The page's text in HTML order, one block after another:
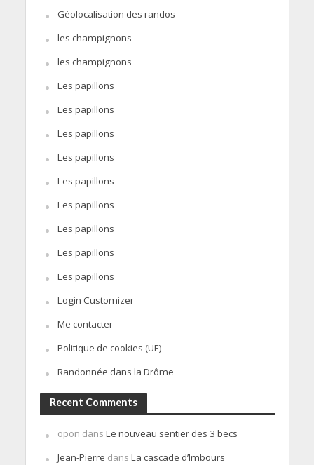
Géolocalisation des randos
les champignons
les champignons
Les papillons
Les papillons
Les papillons
Les papillons
Les papillons
Les papillons
Les papillons
Les papillons
Les papillons
Login Customizer
Me contacter
Politique de cookies (UE)
Randonnée dans la Drôme
Recent Comments
opon dans Le nouveau sentier des 3 becs
Jean-Pierre dans La cascade d’Imbours